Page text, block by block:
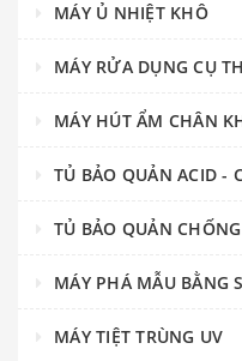
MÁY Ủ NHIỆT KHÔ
MÁY RỬA DỤNG CỤ
MÁY HÚT ẨM CHÂN
TỦ BẢO QUẢN ACID -
TỦ BẢO QUẢN
MÁY PHÁ MẪU BẰNG
MÁY TIỆT TRÙNG UV